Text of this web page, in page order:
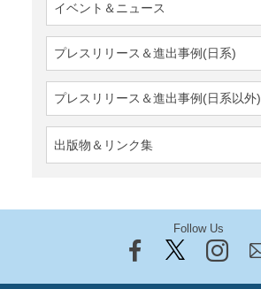
イベント＆ニュース
プレスリリース＆進出事例(日系)
プレスリリース＆進出事例(日系以外)
出版物＆リンク集
Follow Us